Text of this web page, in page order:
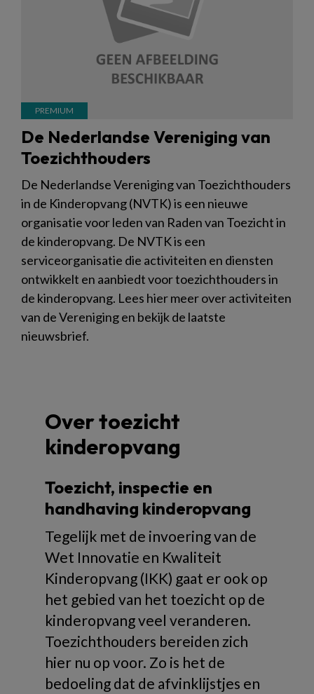
De Nederlandse Vereniging van
Toezichthouders
De Nederlandse Vereniging van Toezichthouders
in de Kinderopvang (NVTK) is een nieuwe
organisatie voor leden van Raden van Toezicht in
de kinderopvang. De NVTK is een
serviceorganisatie die activiteiten en diensten
ontwikkelt en aanbiedt voor toezichthouders in
de kinderopvang. Lees hier meer over activiteiten
van de Vereniging en bekijk de laatste
nieuwsbrief.
Over toezicht
kinderopvang
Toezicht, inspectie en
handhaving kinderopvang
Tegelijk met de invoering van de
Wet Innovatie en Kwaliteit
Kinderopvang (IKK) gaat er ook op
het gebied van het toezicht op de
kinderopvang veel veranderen.
Toezichthouders bereiden zich
hier nu op voor. Zo is het de
bedoeling dat de afvinklijstjes en